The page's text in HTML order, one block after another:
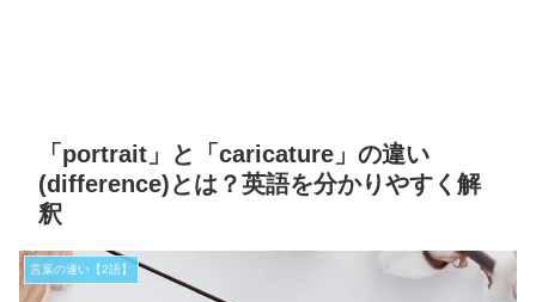
「portrait」と「caricature」の違い
(difference)とは？英語を分かりやすく解
釈
言葉の違い【2語】